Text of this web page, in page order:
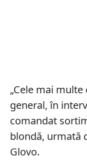
„Cele mai
general, în
comandat
blondă, urmată
Glovo.